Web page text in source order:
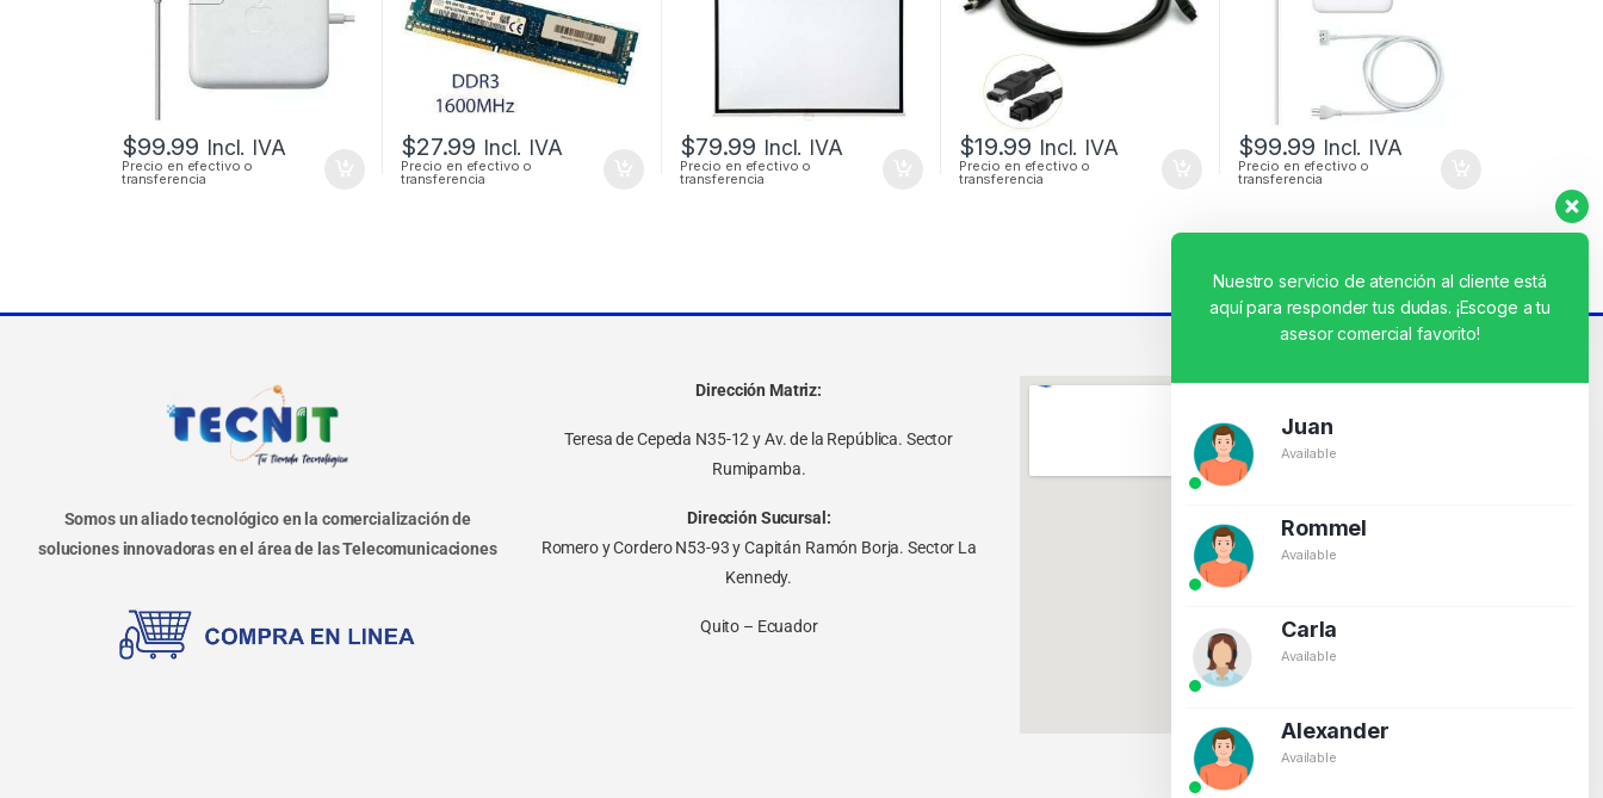
$99.99 Incl. IVA
Precio en efectivo o
transferencia
$27.99 Incl. IVA
Precio en efectivo o
transferencia
$79.99 Incl. IVA
Precio en efectivo o
transferencia
$19.99 Incl. IVA
Precio en efectivo o
transferencia
$99.99 Incl. IVA
Precio en efectivo o
transferencia
Somos un aliado tecnológico en la comercialización de
soluciones innovadoras en el área de las Telecomunicaciones
Dirección Matriz:
Teresa de Cepeda N35-12 y Av. de la República. Sector
Rumipamba.
Dirección Sucursal:
Romero y Cordero N53-93 y Capitán Ramón Borja. Sector La
Kennedy.
Quito – Ecuador
Nuestro servicio de atención al cliente está
aquí para responder tus dudas. ¡Escoge a tu
asesor comercial favorito!
Juan
Available
Rommel
Available
Carla
Available
Alexander
Available